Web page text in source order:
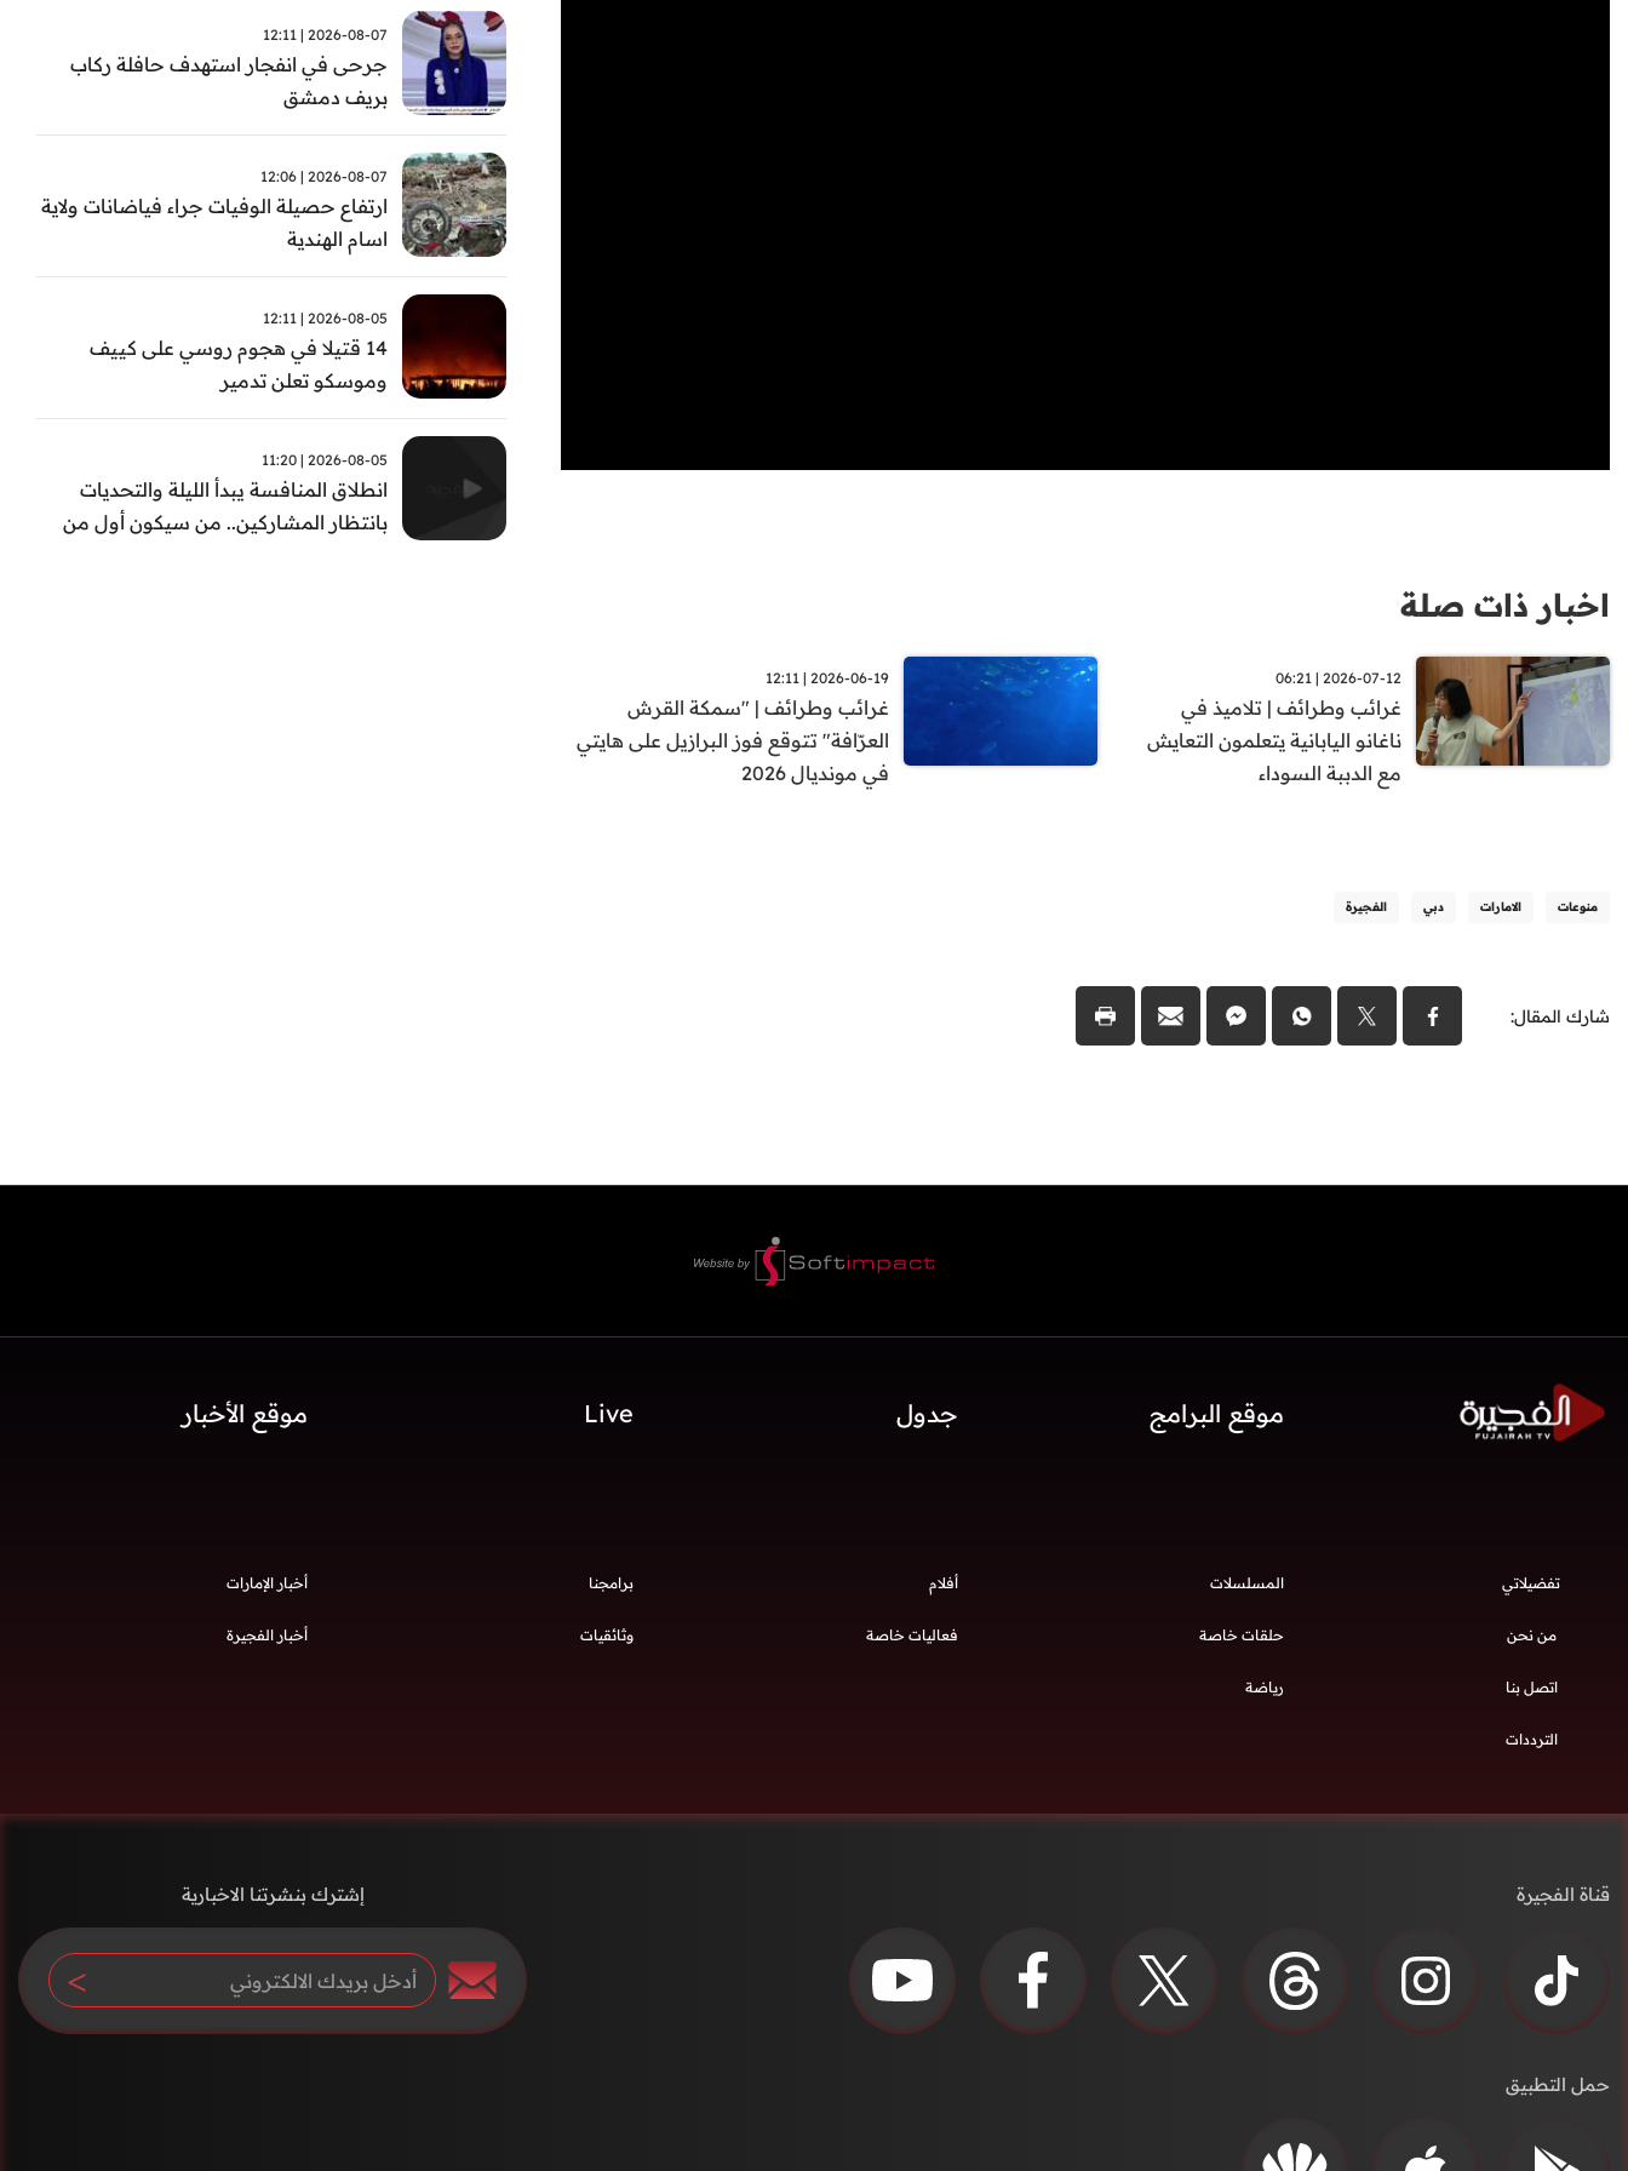
اخبار ذات صلة
2026-07-12 | 06:21
غرائب وطرائف | تلاميذ في
ناغانو اليابانية يتعلمون التعايش
مع الدببة السوداء
2026-06-19 | 12:11
غرائب وطرائف | "سمكة القرش
العرّافة" تتوقع فوز البرازيل على هايتي
في مونديال 2026
منوعات الامارات دبي الفجيرة
شارك المقال:
2026-08-07 | 12:11
جرحى في انفجار استهدف حافلة ركاب
بريف دمشق
2026-08-07 | 12:06
ارتفاع حصيلة الوفيات جراء فياضانات ولاية
اسام الهندية
2026-08-05 | 12:11
14 قتيلا في هجوم روسي على كييف
وموسكو تعلن تدمير
2026-08-05 | 11:20
انطلاق المنافسة يبدأ الليلة والتحديات
بانتظار المشاركين.. من سيكون أول من
موقع البرامج جدول Live موقع الأخبار
تفضيلاتي
من نحن
اتصل بنا
الترددات
المسلسلات أفلام برامجنا
حلقات خاصة فعاليات خاصة وثائقيات
رياضة
أخبار الإمارات
أخبار الفجيرة
قناة الفجيرة
حمل التطبيق
إشترك بنشرتنا الاخبارية